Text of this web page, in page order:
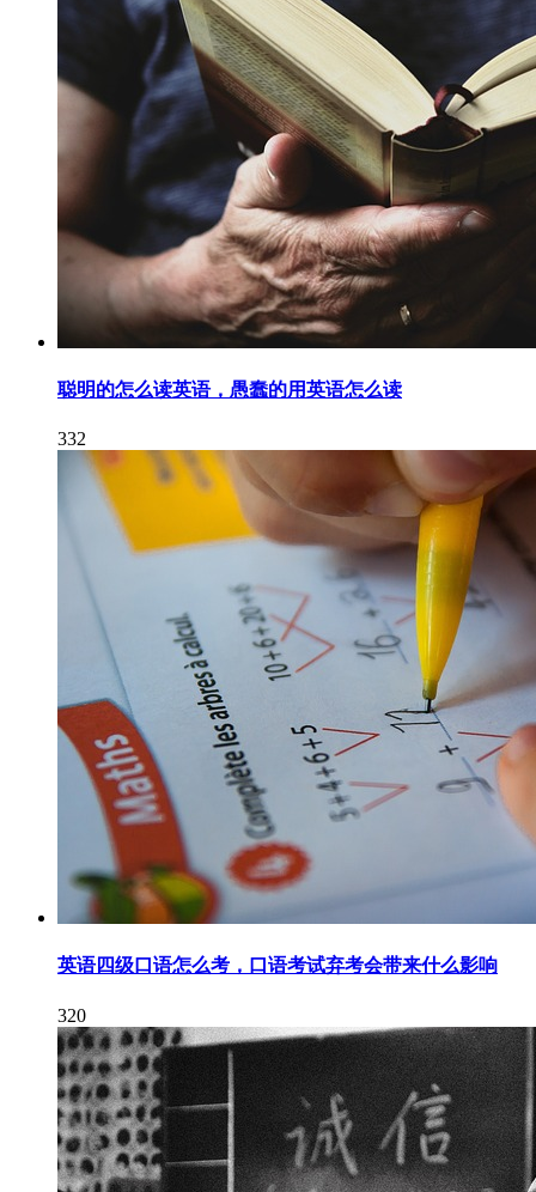
聪明的怎么读英语，愚蠢的用英语怎么读
332
英语四级口语怎么考，口语考试弃考会带来什么影响
320